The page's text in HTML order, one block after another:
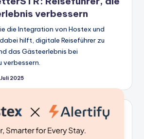
verbessern
die Integration von Hostex und
hilft, digitale Reiseführer zu
das Gästeerlebnis bei
verbessern.
2025